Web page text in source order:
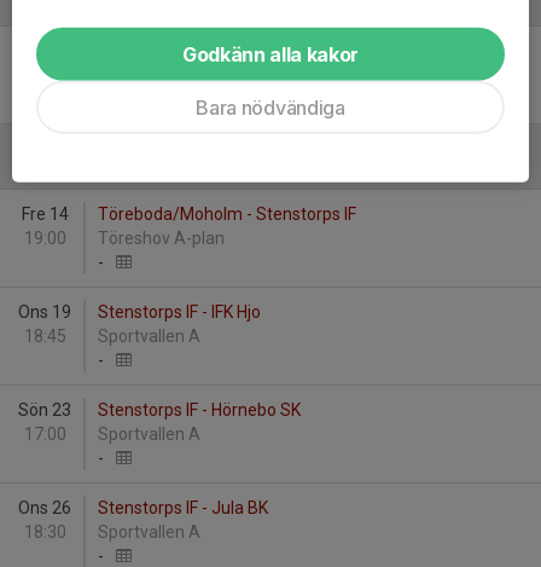
Sön 5
17:00
Stenstorps IF - Götene FK U
Fre 14
19:00
Töreboda/Moholm - Stenstorps IF
Töreshov A-plan
-
Ons 19
18:45
Stenstorps IF - IFK Hjo
Sportvallen A
-
Sön 23
17:00
Stenstorps IF - Hörnebo SK
Sportvallen A
-
Ons 26
18:30
Stenstorps IF - Jula BK
Sportvallen A
-
Godkänn alla kakor
Bara nödvändiga